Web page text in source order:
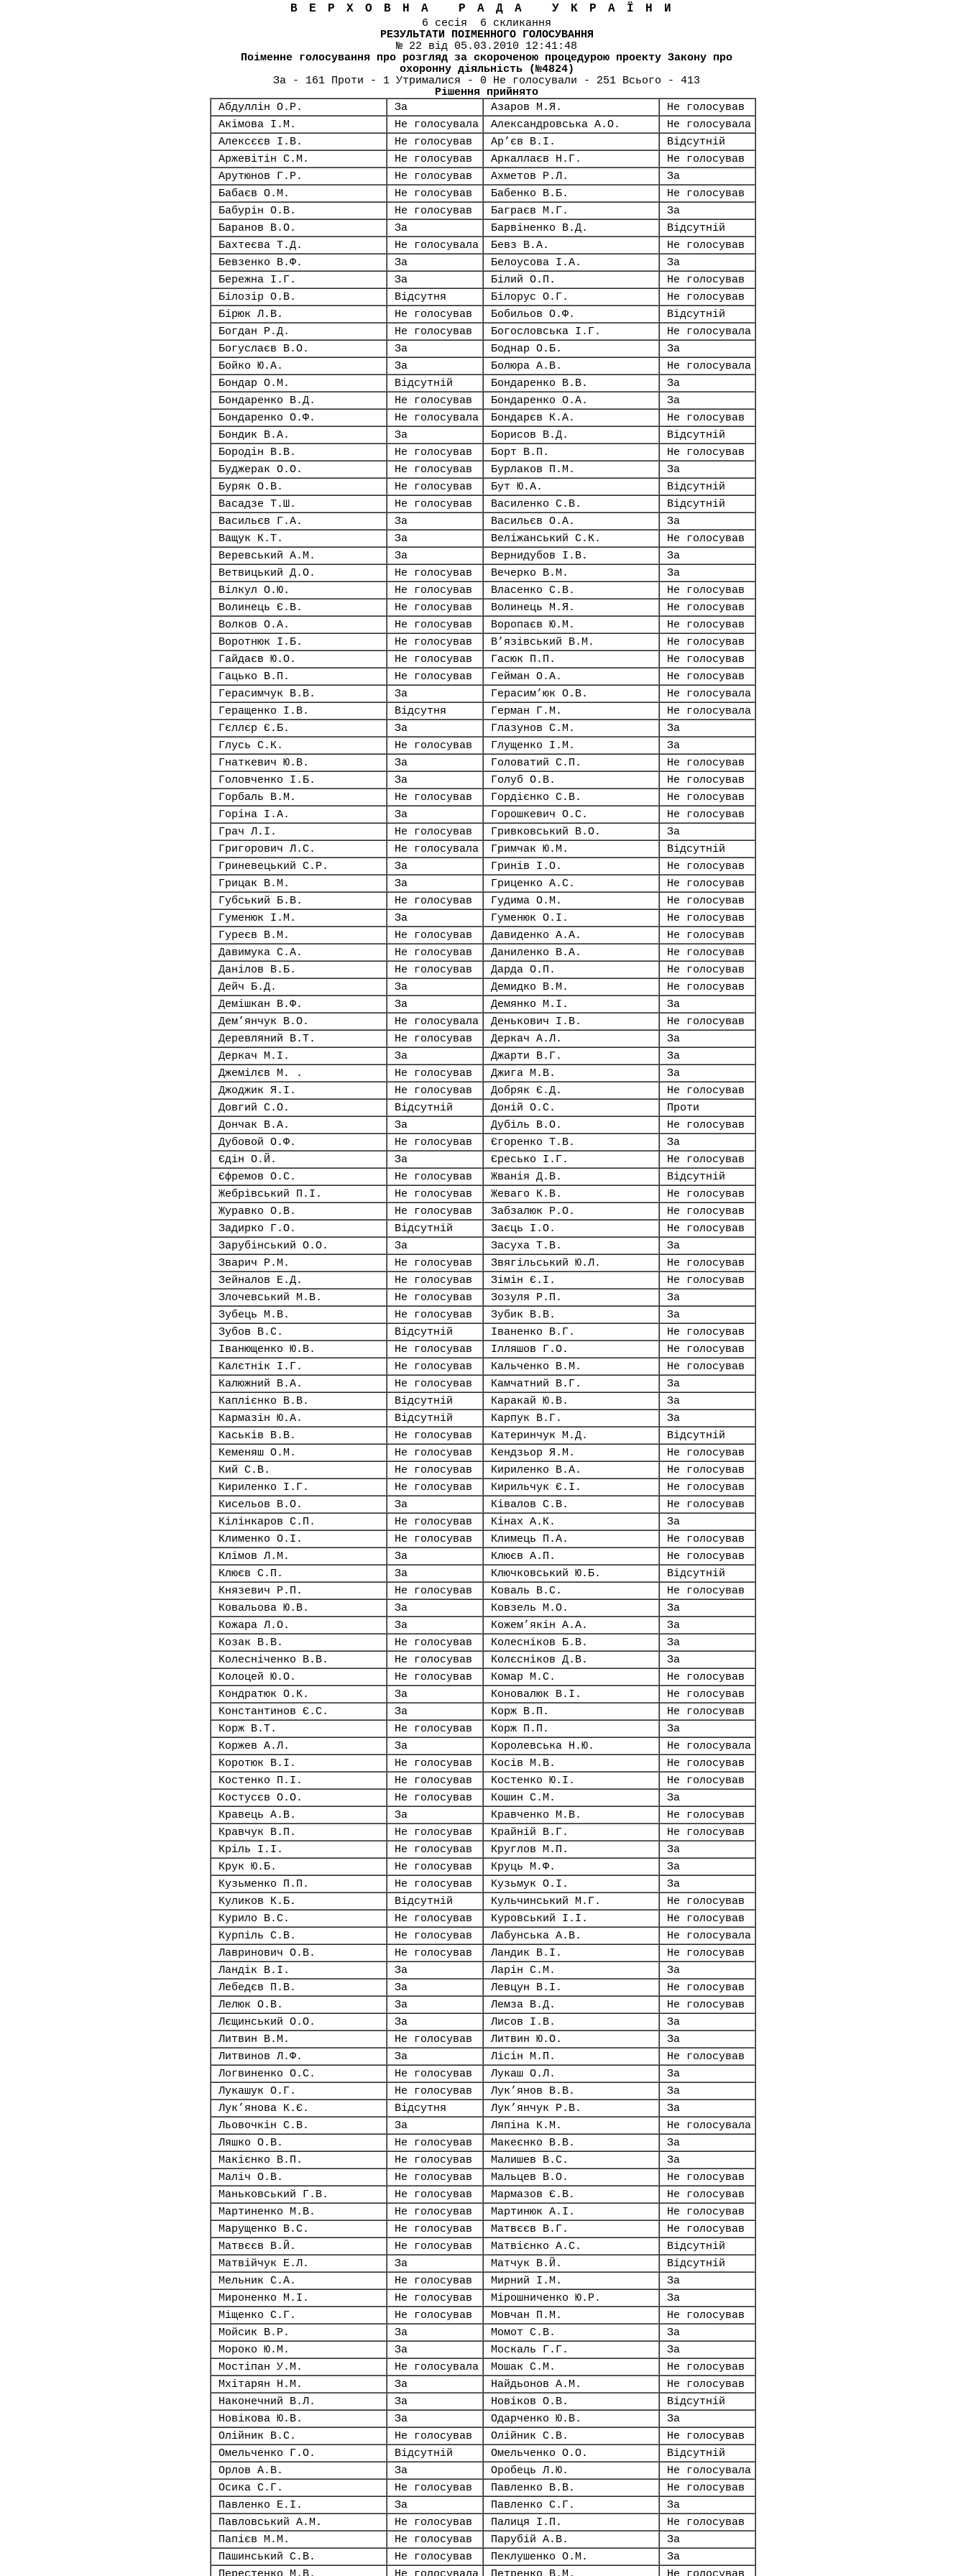
ВЕРХОВНА РАДА УКРАЇНИ
6 сесія 6 скликання
РЕЗУЛЬТАТИ ПОІМЕННОГО ГОЛОСУВАННЯ
№ 22 від 05.03.2010 12:41:48
Поіменне голосування про розгляд за скороченою процедурою проекту Закону про
охоронну діяльність (№4824)
За - 161 Проти - 1 Утрималися - 0 Не голосували - 251 Всього - 413
Рішення прийнято
Абдуллін О.Р.
За Азаров М.Я.
Не голосував
Акімова І.М.
Не голосувала Александровська А.О.
Не голосувала
Алексєєв І.В.
Не голосував Ар’єв В.І.
Відсутній
Аржевітін С.М.
Не голосував Аркаллаєв Н.Г.
Не голосував
Арутюнов Г.Р.
Не голосував Ахметов Р.Л.
За
Бабаєв О.М.
Не голосував Бабенко В.Б.
Не голосував
Бабурін О.В.
Не голосував Баграєв М.Г.
За
Баранов В.О.
За Барвіненко В.Д.
Відсутній
Бахтеєва Т.Д.
Не голосувала Бевз В.А.
Не голосував
Бевзенко В.Ф.
За Белоусова І.А.
За
Бережна І.Г.
За Білий О.П.
Не голосував
Білозір О.В.
Відсутня Білорус О.Г.
Не голосував
Бірюк Л.В.
Не голосував Бобильов О.Ф.
Відсутній
Богдан Р.Д.
Не голосував Богословська І.Г.
Не голосувала
Богуслаєв В.О.
За Боднар О.Б.
За
Бойко Ю.А.
За Болюра А.В.
Не голосувала
Бондар О.М.
Відсутній Бондаренко В.В.
За
Бондаренко В.Д.
Не голосував Бондаренко О.А.
За
Бондаренко О.Ф.
Не голосувала Бондарєв К.А.
Не голосував
Бондик В.А.
За Борисов В.Д.
Відсутній
Бородін В.В.
Не голосував Борт В.П.
Не голосував
Буджерак О.О.
Не голосував Бурлаков П.М.
За
Буряк О.В.
Не голосував Бут Ю.А.
Відсутній
Васадзе Т.Ш.
Не голосував Василенко С.В.
Відсутній
Васильєв Г.А.
За Васильєв О.А.
За
Ващук К.Т.
За Веліжанський С.К.
Не голосував
Веревський А.М.
За Вернидубов І.В.
За
Ветвицький Д.О.
Не голосував Вечерко В.М.
За
Вілкул О.Ю.
Не голосував Власенко С.В.
Не голосував
Волинець Є.В.
Не голосував Волинець М.Я.
Не голосував
Волков О.А.
Не голосував Воропаєв Ю.М.
Не голосував
Воротнюк І.Б.
Не голосував В’язівський В.М.
Не голосував
Гайдаєв Ю.О.
Не голосував Гасюк П.П.
Не голосував
Гацько В.П.
Не голосував Гейман О.А.
Не голосував
Герасимчук В.В.
За Герасим’юк О.В.
Не голосувала
Геращенко І.В.
Відсутня Герман Г.М.
Не голосувала
Гєллєр Є.Б.
За Глазунов С.М.
За
Глусь С.К.
Не голосував Глущенко І.М.
За
Гнаткевич Ю.В.
За Головатий С.П.
Не голосував
Головченко І.Б.
За Голуб О.В.
Не голосував
Горбаль В.М.
Не голосував Гордієнко С.В.
Не голосував
Горіна І.А.
За Горошкевич О.С.
Не голосував
Грач Л.І.
Не голосував Гривковський В.О.
За
Григорович Л.С.
Не голосувала Гримчак Ю.М.
Відсутній
Гриневецький С.Р.
За Гринів І.О.
Не голосував
Грицак В.М.
За Гриценко А.С.
Не голосував
Губський Б.В.
Не голосував Гудима О.М.
Не голосував
Гуменюк І.М.
За Гуменюк О.І.
Не голосував
Гуреєв В.М.
Не голосував Давиденко А.А.
Не голосував
Давимука С.А.
Не голосував Даниленко В.А.
Не голосував
Данілов В.Б.
Не голосував Дарда О.П.
Не голосував
Дейч Б.Д.
За Демидко В.М.
Не голосував
Демішкан В.Ф.
За Демянко М.І.
За
Дем’янчук В.О.
Не голосувала Денькович І.В.
Не голосував
Деревляний В.Т.
Не голосував Деркач А.Л.
За
Деркач М.І.
За Джарти В.Г.
За
Джемілєв М. .
Не голосував Джига М.В.
За
Джоджик Я.І.
Не голосував Добряк Є.Д.
Не голосував
Довгий С.О.
Відсутній Доній О.С.
Проти
Дончак В.А.
За Дубіль В.О.
Не голосував
Дубовой О.Ф.
Не голосував Єгоренко Т.В.
За
Єдін О.Й.
За Єресько І.Г.
Не голосував
Єфремов О.С.
Не голосував Жванія Д.В.
Відсутній
Жебрівський П.І.
Не голосував Жеваго К.В.
Не голосував
Журавко О.В.
Не голосував Забзалюк Р.О.
Не голосував
Задирко Г.О.
Відсутній Заєць І.О.
Не голосував
Зарубінський О.О.
За Засуха Т.В.
За
Зварич Р.М.
Не голосував Звягільський Ю.Л.
Не голосував
Зейналов Е.Д.
Не голосував Зімін Є.І.
Не голосував
Злочевський М.В.
Не голосував Зозуля Р.П.
За
Зубець М.В.
Не голосував Зубик В.В.
За
Зубов В.С.
Відсутній Іваненко В.Г.
Не голосував
Іванющенко Ю.В.
Не голосував Ілляшов Г.О.
Не голосував
Калєтнік І.Г.
Не голосував Кальченко В.М.
Не голосував
Калюжний В.А.
Не голосував Камчатний В.Г.
За
Каплієнко В.В.
Відсутній Каракай Ю.В.
За
Кармазін Ю.А.
Відсутній Карпук В.Г.
За
Каськів В.В.
Не голосував Катеринчук М.Д.
Відсутній
Кеменяш О.М.
Не голосував Кендзьор Я.М.
Не голосував
Кий С.В.
Не голосував Кириленко В.А.
Не голосував
Кириленко І.Г.
Не голосував Кирильчук Є.І.
Не голосував
Кисельов В.О.
За Ківалов С.В.
Не голосував
Кілінкаров С.П.
Не голосував Кінах А.К.
За
Клименко О.І.
Не голосував Климець П.А.
Не голосував
Клімов Л.М.
За Клюєв А.П.
Не голосував
Клюєв С.П.
За Ключковський Ю.Б.
Відсутній
Князевич Р.П.
Не голосував Коваль В.С.
Не голосував
Ковальова Ю.В.
За Ковзель М.О.
За
Кожара Л.О.
За Кожем’якін А.А.
За
Козак В.В.
Не голосував Колесніков Б.В.
За
Колесніченко В.В.
Не голосував Колєсніков Д.В.
За
Колоцей Ю.О.
Не голосував Комар М.С.
Не голосував
Кондратюк О.К.
За Коновалюк В.І.
Не голосував
Константинов Є.С.
За Корж В.П.
Не голосував
Корж В.Т.
Не голосував Корж П.П.
За
Коржев А.Л.
За Королевська Н.Ю.
Не голосувала
Коротюк В.І.
Не голосував Косів М.В.
Не голосував
Костенко П.І.
Не голосував Костенко Ю.І.
Не голосував
Костусєв О.О.
Не голосував Кошин С.М.
За
Кравець А.В.
За Кравченко М.В.
Не голосував
Кравчук В.П.
Не голосував Крайній В.Г.
Не голосував
Кріль І.І.
Не голосував Круглов М.П.
За
Крук Ю.Б.
Не голосував Круць М.Ф.
За
Кузьменко П.П.
Не голосував Кузьмук О.І.
За
Куликов К.Б.
Відсутній Кульчинський М.Г.
Не голосував
Курило В.С.
Не голосував Куровський І.І.
Не голосував
Курпіль С.В.
Не голосував Лабунська А.В.
Не голосувала
Лавринович О.В.
Не голосував Ландик В.І.
Не голосував
Ландік В.І.
За Ларін С.М.
За
Лебедєв П.В.
За Левцун В.І.
Не голосував
Лелюк О.В.
За Лемза В.Д.
Не голосував
Лєщинський О.О.
За Лисов І.В.
За
Литвин В.М.
Не голосував Литвин Ю.О.
За
Литвинов Л.Ф.
За Лісін М.П.
Не голосував
Логвиненко О.С.
Не голосував Лукаш О.Л.
За
Лукашук О.Г.
Не голосував Лук’янов В.В.
За
Лук’янова К.Є.
Відсутня Лук’янчук Р.В.
За
Льовочкін С.В.
За Ляпіна К.М.
Не голосувала
Ляшко О.В.
Не голосував Макеєнко В.В.
За
Макієнко В.П.
Не голосував Малишев В.С.
За
Маліч О.В.
Не голосував Мальцев В.О.
Не голосував
Маньковський Г.В.
Не голосував Мармазов Є.В.
Не голосував
Мартиненко М.В.
Не голосував Мартинюк А.І.
Не голосував
Марущенко В.С.
Не голосував Матвєєв В.Г.
Не голосував
Матвєєв В.Й.
Не голосував Матвієнко А.С.
Відсутній
Матвійчук Е.Л.
За Матчук В.Й.
Відсутній
Мельник С.А.
Не голосував Мирний І.М.
За
Мироненко М.І.
Не голосував Мірошниченко Ю.Р.
За
Міщенко С.Г.
Не голосував Мовчан П.М.
Не голосував
Мойсик В.Р.
За Момот С.В.
За
Мороко Ю.М.
За Москаль Г.Г.
За
Мостіпан У.М.
Не голосувала Мошак С.М.
Не голосував
Мхітарян Н.М.
За Найдьонов А.М.
Не голосував
Наконечний В.Л.
За Новіков О.В.
Відсутній
Новікова Ю.В.
За Одарченко Ю.В.
За
Олійник В.С.
Не голосував Олійник С.В.
Не голосував
Омельченко Г.О.
Відсутній Омельченко О.О.
Відсутній
Орлов А.В.
За Оробець Л.Ю.
Не голосувала
Осика С.Г.
Не голосував Павленко В.В.
Не голосував
Павленко Е.І.
За Павленко С.Г.
За
Павловський А.М.
Не голосував Палиця І.П.
Не голосував
Папієв М.М.
Не голосував Парубій А.В.
За
Пашинський С.В.
Не голосував Пеклушенко О.М.
За